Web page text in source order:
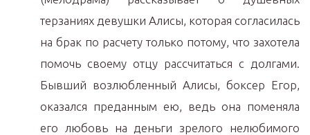
терзаниях девушки Алисы, которая согласилась
на брак по расчету только потому, что захотела
помочь своему отцу рассчитаться с долгами.
Бывший возлюбленный Алисы, боксер Егор,
оказался преданным ею, ведь она поменяла
его любовь на деньги зрелого нелюбимого